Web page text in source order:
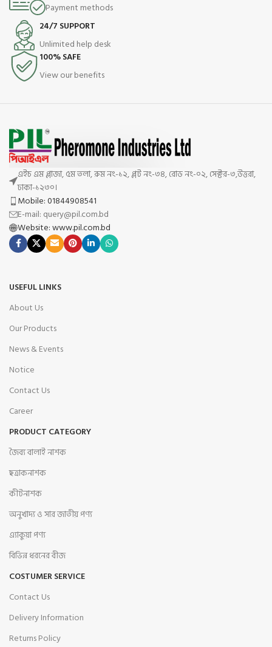
Payment methods
24/7 SUPPORT
Unlimited help desk
100% SAFE
View our benefits
এইচ এম প্লাজা, ৫ম তলা, রুম নং-১২, প্লট নং-৩৪, রোড নং-০২, সেক্টর-৩,উত্তরা,
ঢাকা-১২৩০।
Mobile: 01844908541
E-mail: query@pil.com.bd
Website: www.pil.com.bd
USEFUL LINKS
About Us
Our Products
News & Events
Notice
Contact Us
Career
PRODUCT CATEGORY
জৈব্য বালাই নাশক
ছত্রাকনাশক
কীটনাশক
অনুখাদ্য ও সার জাতীয় পণ্য
এ্যাকুয়া পণ্য
বিভিন্ন ধরনের বীজ
COSTUMER SERVICE
Contact Us
Delivery Information
Returns Policy